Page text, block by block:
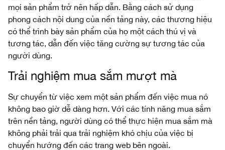
mọi sản phẩm trở nên hấp dẫn. Bằng cách sử dụng
phong cách nội dung của nền tảng này, các thương hiệu
có thể trình bày sản phẩm của họ một cách thú vị và
tương tác, dẫn đến việc tăng cường sự tương tác của
người dùng.
Trải nghiệm mua sắm mượt mà
Sự chuyển từ việc xem một sản phẩm đến việc mua nó
không bao giờ dễ dàng hơn. Với các tính năng mua sắm
trên nền tảng, người dùng có thể thực hiện mua sắm mà
không phải trải qua trải nghiệm khó chịu của việc bị
chuyển hướng đến các trang web bên ngoài.